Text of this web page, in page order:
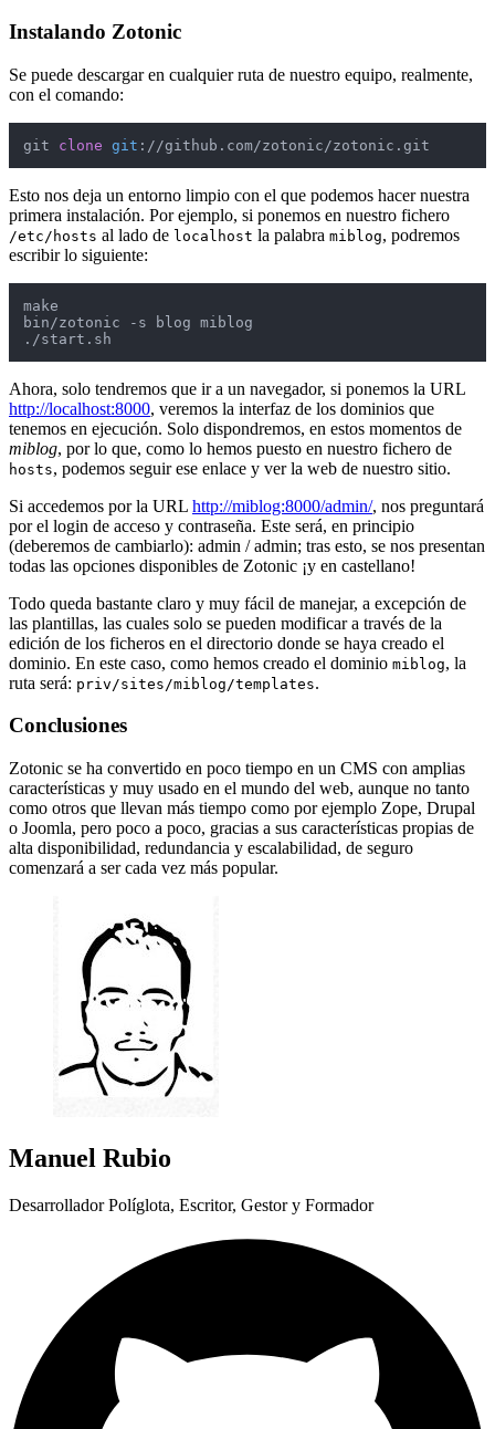
Instalando Zotonic
Se puede descargar en cualquier ruta de nuestro equipo, realmente,
con el comando:
git clone git ://github.com/zotonic/zotonic.git
Esto nos deja un entorno limpio con el que podemos hacer nuestra
primera instalación. Por ejemplo, si ponemos en nuestro fichero
/etc/hosts al lado de localhost la palabra miblog, podremos
escribir lo siguiente:
make
bin/zotonic -s blog miblog
./start.sh
Ahora, solo tendremos que ir a un navegador, si ponemos la URL
http://localhost:8000, veremos la interfaz de los dominios que
tenemos en ejecución. Solo dispondremos, en estos momentos de
miblog, por lo que, como lo hemos puesto en nuestro fichero de
hosts, podemos seguir ese enlace y ver la web de nuestro sitio.
Si accedemos por la URL http://miblog:8000/admin/, nos preguntará
por el login de acceso y contraseña. Este será, en principio
(deberemos de cambiarlo): admin / admin; tras esto, se nos presentan
todas las opciones disponibles de Zotonic ¡y en castellano!
Todo queda bastante claro y muy fácil de manejar, a excepción de
las plantillas, las cuales solo se pueden modificar a través de la
edición de los ficheros en el directorio donde se haya creado el
dominio. En este caso, como hemos creado el dominio miblog, la
ruta será: priv/sites/miblog/templates.
Conclusiones
Zotonic se ha convertido en poco tiempo en un CMS con amplias
características y muy usado en el mundo del web, aunque no tanto
como otros que llevan más tiempo como por ejemplo Zope, Drupal
o Joomla, pero poco a poco, gracias a sus características propias de
alta disponibilidad, redundancia y escalabilidad, de seguro
comenzará a ser cada vez más popular.
Manuel Rubio
Desarrollador Políglota, Escritor, Gestor y Formador